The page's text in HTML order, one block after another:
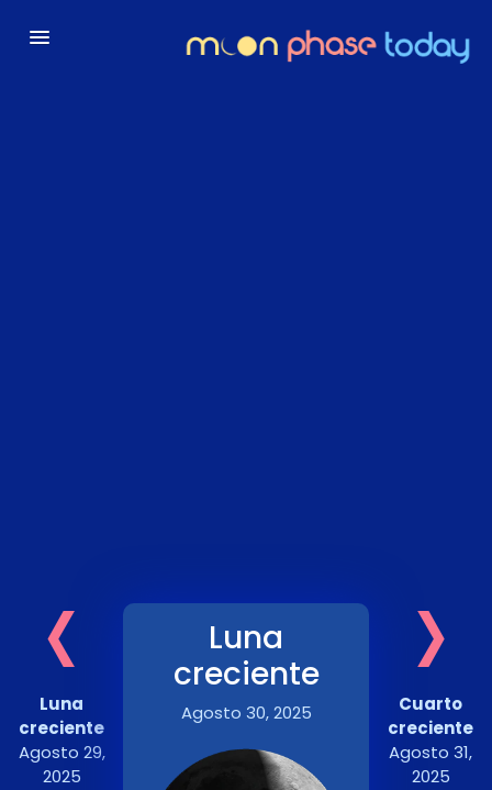
‹
Luna
creciente
Agosto 29,
2025
Luna
creciente
Agosto 30, 2025 ›
Cuarto
creciente
Agosto 31,
2025